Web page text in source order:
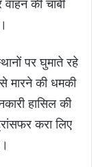
की चाबी
पर घुमाते रहे
मारने की धमकी
हासिल की
करा लिए